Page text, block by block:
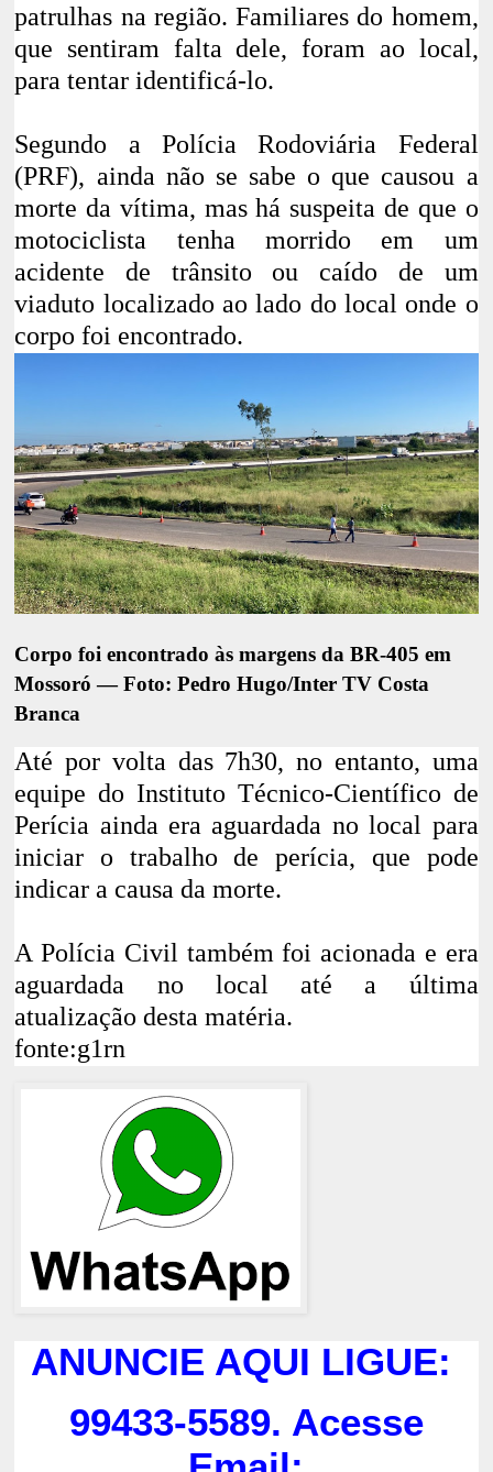
patrulhas na região. Familiares do homem,
que sentiram falta dele, foram ao local,
para tentar identificá-lo.
Segundo a Polícia Rodoviária Federal
(PRF), ainda não se sabe o que causou a
morte da vítima, mas há suspeita de que o
motociclista tenha morrido em um
acidente de trânsito ou caído de um
viaduto localizado ao lado do local onde o
corpo foi encontrado.
Corpo foi encontrado às margens da BR-405 em
Mossoró — Foto: Pedro Hugo/Inter TV Costa
Branca
Até por volta das 7h30, no entanto, uma
equipe do Instituto Técnico-Científico de
Perícia ainda era aguardada no local para
iniciar o trabalho de perícia, que pode
indicar a causa da morte.
A Polícia Civil também foi acionada e era
aguardada no local até a última
atualização desta matéria.
fonte:g1rn
ANUNCIE AQUI LIGUE:
99433-5589. Acesse